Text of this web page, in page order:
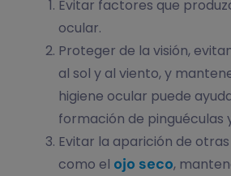
Evitar factores que
ocular.
Proteger de la visión,
al sol y al viento, y
higiene ocular puede
formación de pinguéculas
Evitar la aparición de
como el ojo seco,